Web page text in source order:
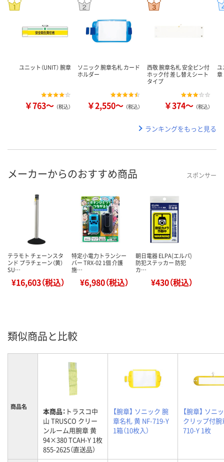
ユニット（UNIT） 腕章
￥763～ （税込）
ソニック 腕章名札 カード
ホルダー
￥2,550～ （税込）
西敬 腕章名札 安全ピン付
ホック付 差し替えシート
タイプ
￥374～ （税込）
ランキングをもっと見る
メーカーからのおすすめ商品 スポンサー
テラモト チェーンスタ
ンド プラチェーン（黄）
SU…
¥16,603（税込）
特定小電力トランシー
バー TRX-02 1個 介護
施…
¥6,980（税込）
朝日電器 ELPA(エルパ)
防犯ステッカー 防犯
カ…
¥430（税込）
類似商品と比較
商品名 本商品： トラスコ中
山 TRUSCO クリー
ンルーム用腕章 黄
94×380 TCAH-Y 1枚
855-2625（直送品）
【腕章】 ソニック 腕
章名札 黄 NF-719-Y
1箱（10枚入）
【腕章】 ソニ
クリップ付腕
710-Y 1枚